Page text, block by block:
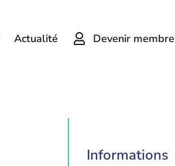
Actualité Devenir membre
Informations